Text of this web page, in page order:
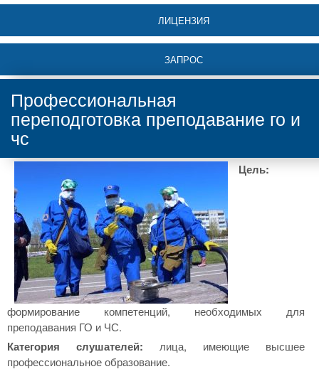
ЛИЦЕНЗИЯ
ЗАПРОС
Профессиональная
переподготовка преподавание го и
чс
Цель:
формирование компетенций, необходимых для
преподавания ГО и ЧС.
Категория слушателей: лица, имеющие высшее
профессиональное образование.